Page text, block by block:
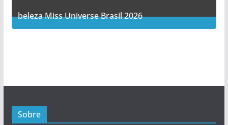
beleza Miss Universe Brasil 2026
Sobre